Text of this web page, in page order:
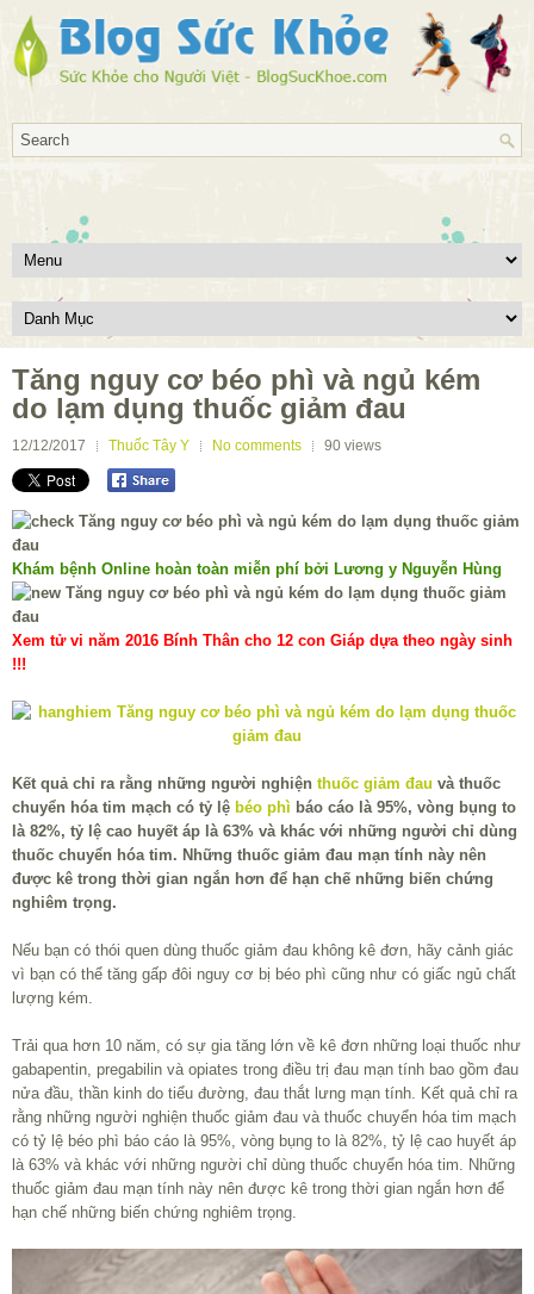
Tăng nguy cơ béo phì và ngủ kém
do lạm dụng thuốc giảm đau
12/12/2017 Thuốc Tây Y No comments 90 views
Khám bệnh Online hoàn toàn miễn phí bởi Lương y Nguyễn Hùng
Xem tử vi năm 2016 Bính Thân cho 12 con Giáp dựa theo ngày sinh
!!!
Kết quả chỉ ra rằng những người nghiện thuốc giảm đau và thuốc
chuyển hóa tim mạch có tỷ lệ béo phì báo cáo là 95%, vòng bụng to
là 82%, tỷ lệ cao huyết áp là 63% và khác với những người chỉ dùng
thuốc chuyển hóa tim. Những thuốc giảm đau mạn tính này nên
được kê trong thời gian ngắn hơn để hạn chế những biến chứng
nghiêm trọng.
Nếu bạn có thói quen dùng thuốc giảm đau không kê đơn, hãy cảnh giác
vì bạn có thể tăng gấp đôi nguy cơ bị béo phì cũng như có giấc ngủ chất
lượng kém.
Trải qua hơn 10 năm, có sự gia tăng lớn về kê đơn những loại thuốc như
gabapentin, pregabilin và opiates trong điều trị đau mạn tính bao gồm đau
nửa đầu, thần kinh do tiểu đường, đau thắt lưng mạn tính. Kết quả chỉ ra
rằng những người nghiện thuốc giảm đau và thuốc chuyển hóa tim mạch
có tỷ lệ béo phì báo cáo là 95%, vòng bụng to là 82%, tỷ lệ cao huyết áp
là 63% và khác với những người chỉ dùng thuốc chuyển hóa tim. Những
thuốc giảm đau mạn tính này nên được kê trong thời gian ngắn hơn để
hạn chế những biến chứng nghiêm trọng.